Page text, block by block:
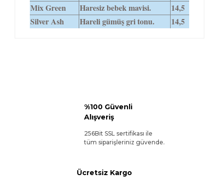
Mix Green
Haresiz bebek mavisi.
14,5
Silver Ash
Hareli gümüş gri tonu. 14,5
%100 Güvenli
Alışveriş
256Bit SSL sertifikası ile
tüm siparişleriniz güvende.
Ücretsiz Kargo